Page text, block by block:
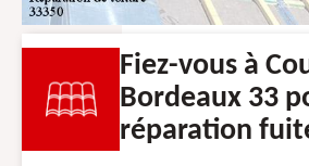
Fiez-vous à
Bordeaux 33
réparation